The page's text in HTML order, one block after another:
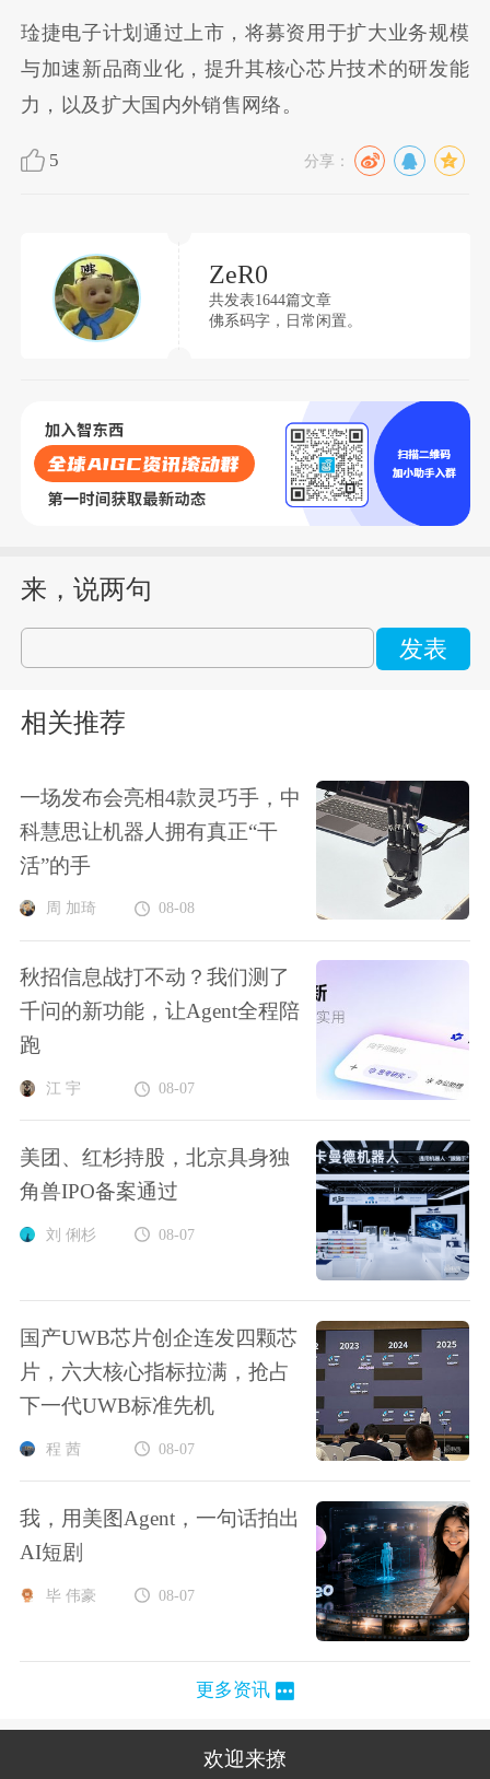
琻捷电子计划通过上市，将募资用于扩大业务规模
与加速新品商业化，提升其核心芯片技术的研发能
力，以及扩大国内外销售网络。
5 分享：
ZeR0
共发表1644篇文章
佛系码字，日常闲置。
来，说两句
发表
相关推荐
一场发布会亮相4款灵巧手，中
科慧思让机器人拥有真正“干
活”的手
周 加琦 08-08
秋招信息战打不动？我们测了
千问的新功能，让Agent全程陪
跑
江 宇 08-07
美团、红杉持股，北京具身独
角兽IPO备案通过
刘 俐杉 08-07
国产UWB芯片创企连发四颗芯
片，六大核心指标拉满，抢占
下一代UWB标准先机
程 茜 08-07
我，用美图Agent，一句话拍出
AI短剧
毕 伟豪 08-07
更多资讯
欢迎来撩